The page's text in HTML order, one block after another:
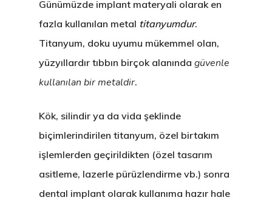
Günümüzde implant materyali olarak en
fazla kullanılan metal titanyumdur.
Titanyum, doku uyumu mükemmel olan,
yüzyıllardır tıbbın birçok alanında güvenle
kullanılan bir metaldir.
Kök, silindir ya da vida şeklinde
biçimlerindirilen titanyum, özel birtakım
işlemlerden geçirildikten (özel tasarım
asitleme, lazerle pürüzlendirme vb.) sonra
dental implant olarak kullanıma hazır hale